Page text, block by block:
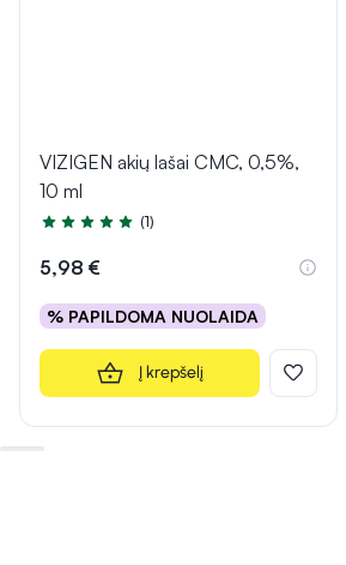
VIZIGEN akių lašai CMC, 0,5%,
10 ml
Įvertinimas 5.0 iš 5
(1)
5,98 €
% PAPILDOMA NUOLAIDA
Į krepšelį